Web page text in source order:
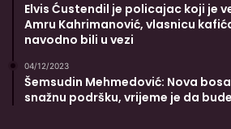
Elvis Ćustendil je policajac koji je
Amru Kahrimanović, vlasnicu
navodno bili u vezi
04/12/2023
Šemsudin Mehmedović: Nova
snažnu podršku, vrijeme je da